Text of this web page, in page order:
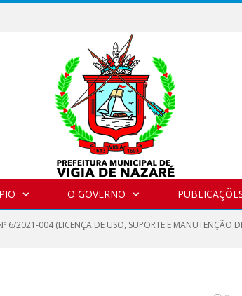
O GOVERNO
6/2021-004 (LICENÇA DE USO, SUPORTE E MANUTENÇÃO